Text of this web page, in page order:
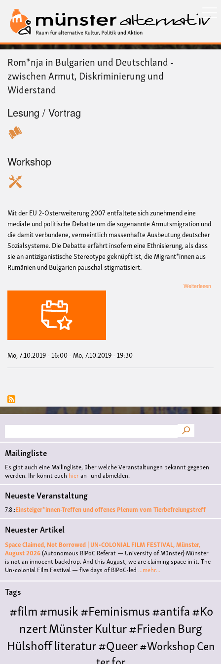
zum
Inhalt
Rom*nja in Bulgarien und Deutschland -
zwischen Armut, Diskriminierung und
Widerstand
Lesung / Vortrag
Workshop
Mit der EU 2-Osterweiterung 2007 entfaltete sich zunehmend eine
mediale und politische Debatte um die sogenannte Armutsmigration und
die damit verbundene, vermeintlich massenhafte Ausbeutung deutscher
Sozialsysteme. Die Debatte erfährt insofern eine Ethnisierung, als dass
sie an antiziganistische Stereotype geknüpft ist, die Migrant*innen aus
Rumänien und Bulgarien pauschal stigmatisiert.
Weiterlesen
und
Mo, 7.10.2019 - 16:00-Mo, 7.10.2019 - 19:30
Suche
Mailingliste
Es gibt auch eine Mailingliste, über welche Veranstaltungen bekannt gegeben
werden. Ihr könnt euch hieran- und abmelden.
Neueste Veranstaltung
7.8.:Einsteiger*innen-Treffen und offenes Plenum vom Tierbefreiungstreff
Neuester Artikel
Space Claimed, Not Borrowed | UN•COLONIAL FILM FESTIVAL, Münster,
August 2026(Autonomous BiPoC Referat — University of Münster)Münster
is not an innocent backdrop. And this August, we are claiming space in it. The
Un•colonial Film Festival — five days of BiPoC-led ...mehr...
Tags
#film#musik#Feminismus#antifa#Ko
nzertMünsterKultur#FriedenBurg
Hülshoffliteratur#Queer#WorkshopCen